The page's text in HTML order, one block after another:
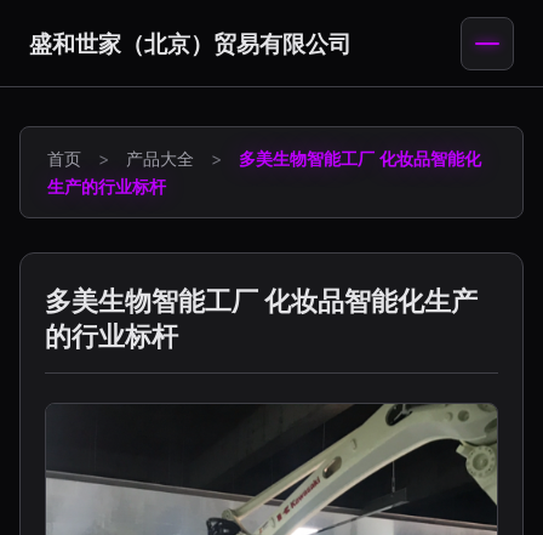
盛和世家（北京）贸易有限公司
首页 > 产品大全 >
多美生物智能工厂 化妆品智能化
生产的行业标杆
多美生物智能工厂 化妆品智能化生产
的行业标杆